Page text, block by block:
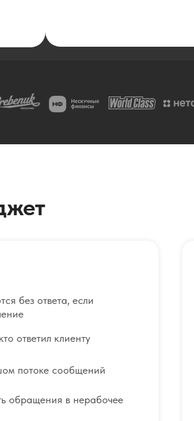
обращения в нерабочее
потоке сообщений
ответил клиенту
без ответа, если